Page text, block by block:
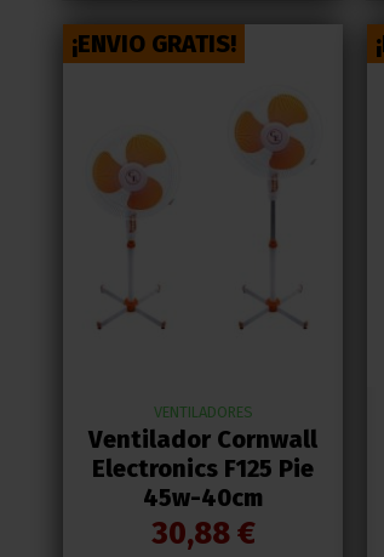
¡ENVIO GRATIS!
VENTILADORES
Ventilador Cornwall
Electronics F125 Pie
45w-40cm
30,88 €